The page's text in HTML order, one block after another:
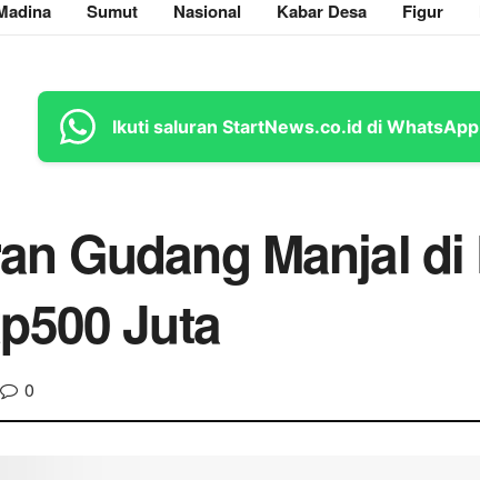
Sumut Nasional Kabar Desa Figur
Ikuti saluran StartNews.co.id di WhatsApp
Gudang Manjal
Juta
0